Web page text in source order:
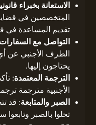
الاستعانة بخبراء
المتخصصين في
تقديم المساعدة في
التواصل مع السفارات
الطرف الأجنبي عن
يحتاجون إليها.
الترجمة المعتمدة:
الأجنبية مترجمة
الصبر والمتابعة: قد
تحلوا بالصبر وتابعوا